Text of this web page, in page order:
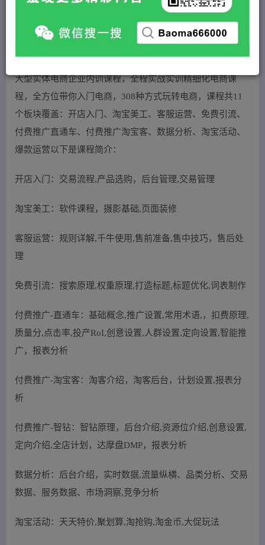
站长QQ：1970819299
大型实体电商企业内训课程，全程实战实训精细化电商课
程，全方位带你入门电商，308种方式玩转电商，课程共11
个板块覆盖：开店入门、淘宝美工、客服运营、免费引流、
付费推广直通车、付费推广淘宝客、数据分析、淘宝活动、
爆款运营以下是课程简介：
开店入门：交易流程,产品选购，后台管理,交易管理
淘宝美工：软件课程，摄影基础,页面装修
客服运营：规则详解,千牛使用,售前准备,售中技巧，售后处
理
免费引流：搜索原理,权重原理,打造标题,标题优化,词表制作
付费推广-直通车：基础概念,推广设置,常用术语,，扣费原理,
质量分,点击率,投产RoI,创意设置,人群设置,定向设置,智能推
广，报表分析
付费推广-淘宝客：淘客介绍，淘客后台，计划设置,报表分
析
付费推广-智钻：智钻原理，后台介绍,资源位介绍,创意设置,
定向介绍,全店计划，达摩盘DMP，报表分析
数据分析：后台介绍，实时数据,流量纵横、品类分析、交易
数据、服务数据、市场洞察,竞争分析
淘宝活动：天天特价,聚划算,淘抢购,淘金币,大促玩法